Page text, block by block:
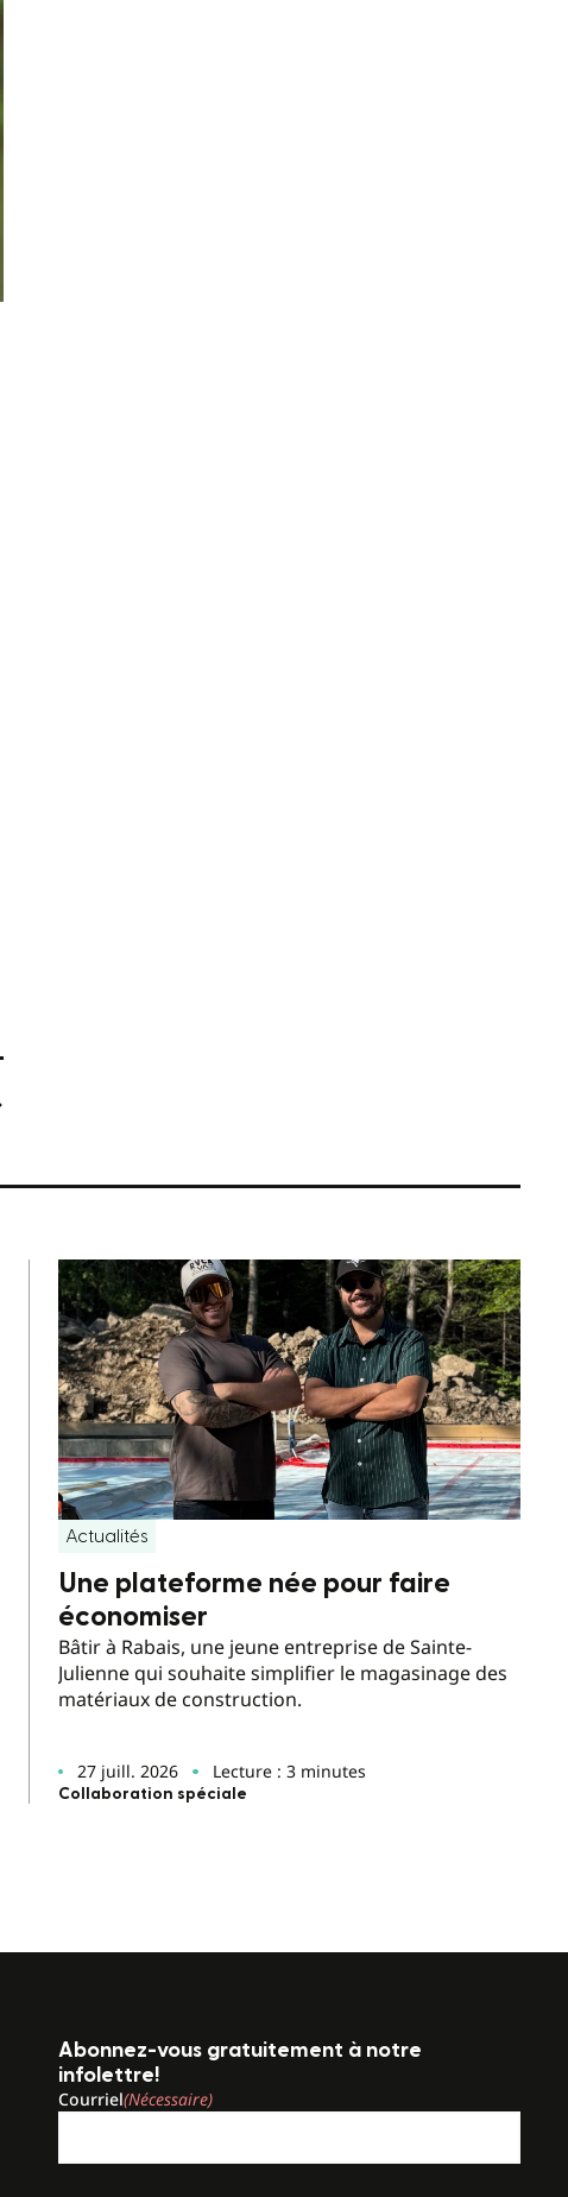
Actualités
Une plateforme née pour faire
économiser
Bâtir à Rabais, une jeune entreprise de Sainte-
Julienne qui souhaite simplifier le magasinage des
matériaux de construction.
27 juill. 2026 Lecture : 3 minutes
Collaboration spéciale
Abonnez-vous gratuitement à notre
infolettre!
Courriel(Nécessaire)